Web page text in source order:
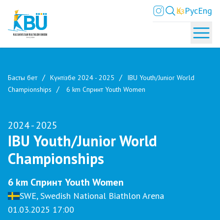
ҚазРусEng
Басты бет Күнтізбе 2024 - 2025
IBU Youth/Junior World
Championships
6 km Спринт Youth Women
2024 - 2025
IBU Youth/Junior World
Championships
6 km Спринт Youth Women
SWE, Swedish National Biathlon Arena
01.03.2025 17:00